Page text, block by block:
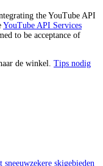
the YouTube API
YouTube API Services
to be acceptance of
de winkel. Tips nodig
sneeuwzekere skigebieden